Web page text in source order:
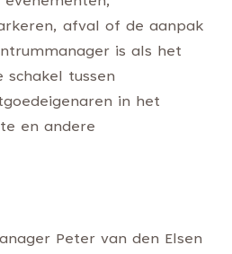
afval of de aanpak
is als het
schakel tussen
in het
en andere
Peter van den Elsen